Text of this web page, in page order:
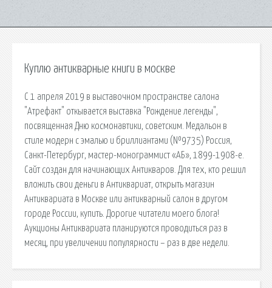
Куплю антикварные книги в москве
С 1 апреля 2019 в выставочном пространстве салона
"Атрефакт" откывается выставка "Рождение легенды",
посвященная Дню космонавтики, советским. Медальон в
стиле модерн с эмалью и бриллиантами (№9735) Россия,
Санкт-Петербург, мастер-монограммист «АБ», 1899-1908-е.
Сайт создан для начинающих Антикваров. Для тех, кто решил
вложить свои деньги в Антиквариат, открыть магазин
Антиквариата в Москве или антикварный салон в другом
городе России, купить. Дорогие читатели моего блога!
Аукционы Антиквариата планируются проводиться раз в
месяц, при увеличении популярности – раз в две недели.